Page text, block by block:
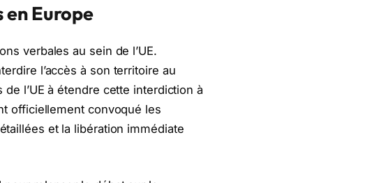
Europe
verbales au sein de l’UE.
l’accès à son territoire au
l’UE à étendre cette interdiction à
officiellement convoqué les
et la libération immédiate